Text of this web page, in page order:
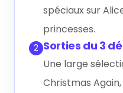
spéciaux sur
princesses.
2 Sorties du 3
Une large
Christmas